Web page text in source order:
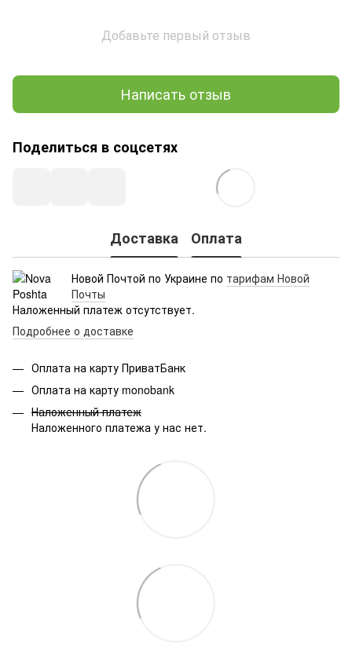
Добавьте первый отзыв
Написать отзыв
Поделиться в соцсетях
Доставка Оплата
Новой Почтой по Украине по тарифам Новой
Почты
Наложенный платеж отсутствует.
Подробнее о доставке
Оплата на карту ПриватБанк
Оплата на карту monobank
Наложенный платеж
Наложенного платежа у нас нет.